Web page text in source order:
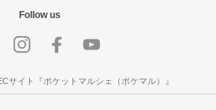
Follow us
サイト『ポケットマルシェ（ポケマル）』